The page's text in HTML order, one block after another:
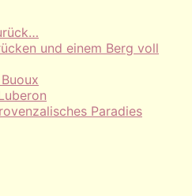
und einem Berg voll
Paradies